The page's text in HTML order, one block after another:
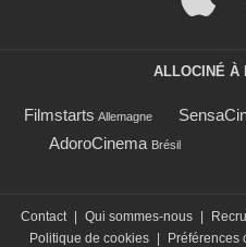
ALLOCINÉ À
Filmstarts Allemagne
AdoroCinema Brésil
Contact Qui sommes-nous
Politique de cookies
Préférences